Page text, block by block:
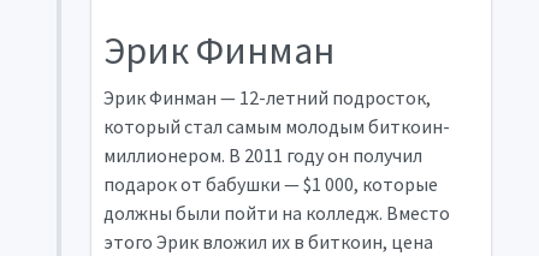
Эрик Финман
Эрик Финман — 12-летний подросток,
который стал самым молодым биткоин-
миллионером. В 2011 году он получил
подарок от бабушки — $1 000, которые
должны были пойти на колледж. Вместо
этого Эрик вложил их в биткоин, цена